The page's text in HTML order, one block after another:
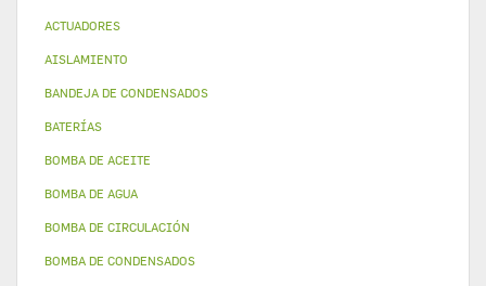
ACTUADORES
AISLAMIENTO
BANDEJA DE CONDENSADOS
BATERÍAS
BOMBA DE ACEITE
BOMBA DE AGUA
BOMBA DE CIRCULACIÓN
BOMBA DE CONDENSADOS